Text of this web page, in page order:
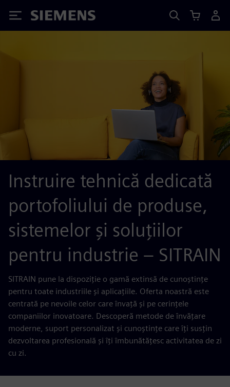
Siemens
Instruire tehnică dedicată
portofoliului de produse,
sistemelor și soluțiilor
pentru industrie – SITRAIN
SITRAIN pune la dispoziție o gamă extinsă de cunoștințe
pentru toate industriile și aplicațiile. Oferta noastră este
centrată pe nevoile celor care învață și pe cerințele
companiilor inovatoare. Descoperă metode de învățare
moderne, suport personalizat și cunoștințe care îți susțin
dezvoltarea profesională și îți îmbunătățesc activitatea de zi
cu zi.